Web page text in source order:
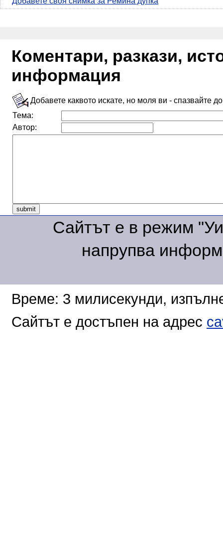
Коментари, разкази,
информация
Добавете каквото искате, но моля ви - спазвайте
Тема:
Автор:
Сайтът е в режим
напрупва
Време: 3 милисекунди,
Сайтът е достъпен на адрес